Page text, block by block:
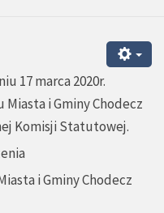
17 marca 2020r.
Miasta i Gminy Chodecz
Komisji Statutowej.
i Gminy Chodecz